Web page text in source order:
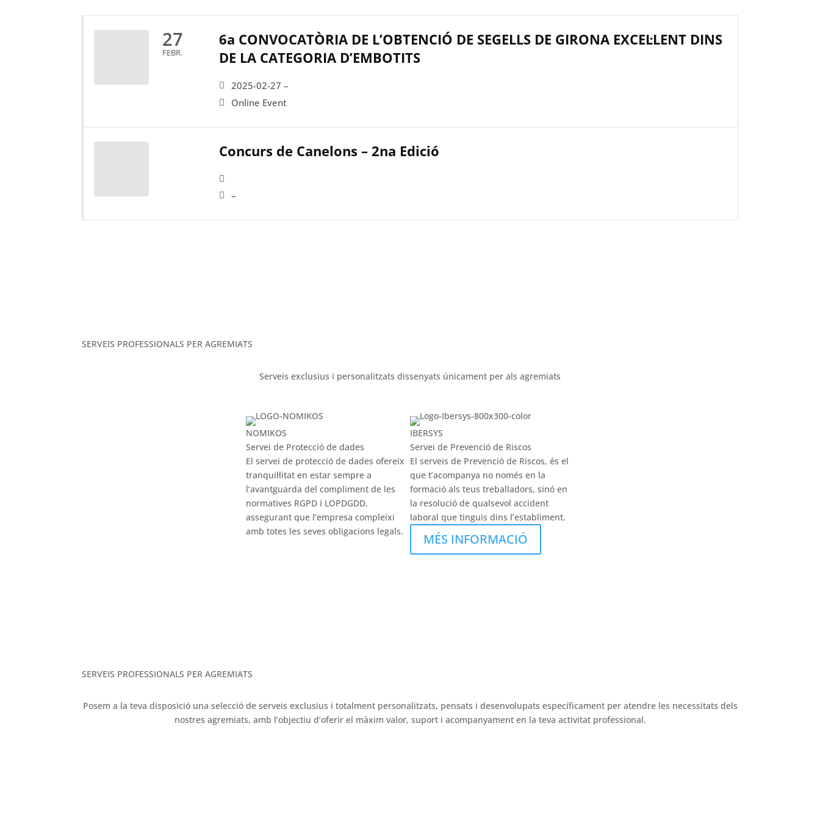
27
FEBR.
6a CONVOCATÒRIA DE L’OBTENCIÓ DE SEGELLS DE GIRONA EXCEL·LENT DINS
DE LA CATEGORIA D’EMBOTITS
2025-02-27 –
Online Event
Concurs de Canelons – 2na Edició
–
SERVEIS PROFESSIONALS PER AGREMIATS
Serveis exclusius i personalitzats dissenyats únicament per als agremiats
NOMIKOS
Servei de Protecció de dades
El servei de protecció de dades ofereix
tranquil·litat en estar sempre a
l’avantguarda del compliment de les
normatives RGPD i LOPDGDD,
assegurant que l’empresa compleixi
amb totes les seves obligacions legals.
IBERSYS
Servei de Prevenció de Riscos
El serveis de Prevenció de Riscos, és el
que t’acompanya no només en la
formació als teus treballadors, sinó en
la resolució de qualsevol accident
laboral que tinguis dins l’establiment.
MÉS INFORMACIÓ
SERVEIS PROFESSIONALS PER AGREMIATS
Posem a la teva disposició una selecció de serveis exclusius i totalment personalitzats, pensats i desenvolupats específicament per atendre les necessitats dels
nostres agremiats, amb l’objectiu d’oferir el màxim valor, suport i acompanyament en la teva activitat professional.